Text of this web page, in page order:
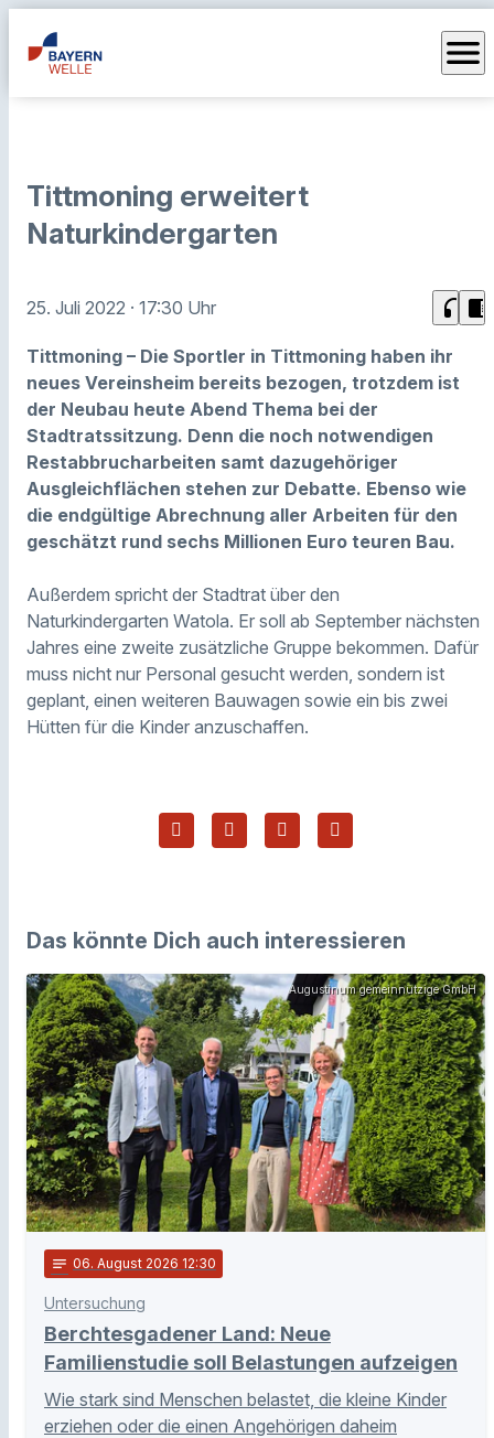
menu
Tittmoning erweitert
Naturkindergarten
25. Juli 2022 · 17:30 Uhr headphones chrome_reader_mode
Tittmoning – Die Sportler in Tittmoning haben ihr
neues Vereinsheim bereits bezogen, trotzdem ist
der Neubau heute Abend Thema bei der
Stadtratssitzung. Denn die noch notwendigen
Restabbrucharbeiten samt dazugehöriger
Ausgleichflächen stehen zur Debatte. Ebenso wie
die endgültige Abrechnung aller Arbeiten für den
geschätzt rund sechs Millionen Euro teuren Bau.
Außerdem spricht der Stadtrat über den
Naturkindergarten Watola. Er soll ab September nächsten
Jahres eine zweite zusätzliche Gruppe bekommen. Dafür
muss nicht nur Personal gesucht werden, sondern ist
geplant, einen weiteren Bauwagen sowie ein bis zwei
Hütten für die Kinder anzuschaffen.
Das könnte Dich auch interessieren
Augustinum gemeinnützige GmbH
notes 06. August 2026 12:30
Untersuchung
Berchtesgadener Land: Neue
Familienstudie soll Belastungen aufzeigen
Wie stark sind Menschen belastet, die kleine Kinder
erziehen oder die einen Angehörigen daheim